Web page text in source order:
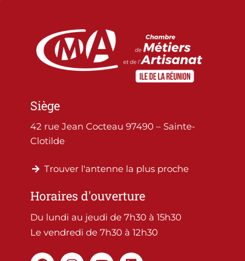
Siège
42 rue Jean Cocteau 97490 – Sainte-
Clotilde
Trouver l'antenne la plus proche
Horaires d'ouverture
Du lundi au jeudi de 7h30 à 15h30
Le vendredi de 7h30 à 12h30
F I Y L